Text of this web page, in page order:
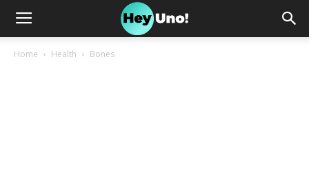
Home Health Bones